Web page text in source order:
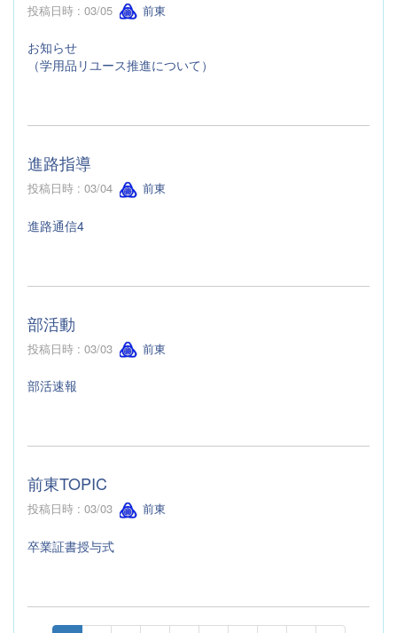
投稿日時 : 03/05 前東
お知らせ
（学用品リユース推進について）
進路指導
投稿日時 : 03/04 前東
進路通信4
部活動
投稿日時 : 03/03 前東
部活速報
前東TOPIC
投稿日時 : 03/03 前東
卒業証書授与式